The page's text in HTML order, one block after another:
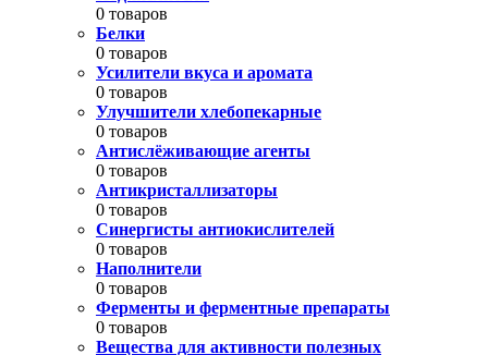
0 товаров
Белки
0 товаров
Усилители вкуса и аромата
0 товаров
Улучшители хлебопекарные
0 товаров
Антислёживающие агенты
0 товаров
Антикристаллизаторы
0 товаров
Синергисты антиокислителей
0 товаров
Наполнители
0 товаров
Ферменты и ферментные препараты
0 товаров
Вещества для активности полезных